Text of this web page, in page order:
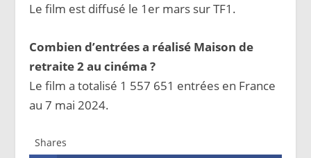
Le film est diffusé le 1er mars sur TF1.
Combien d’entrées a réalisé Maison de
retraite 2 au cinéma ?
Le film a totalisé 1 557 651 entrées en France
au 7 mai 2024.
Shares